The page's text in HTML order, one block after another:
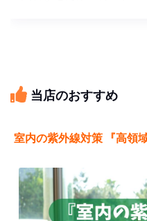
当店のおすすめ
室内の紫外線対策 『高領